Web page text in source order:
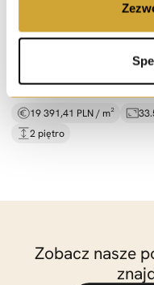
Możliwe 2 pokoje! Dobry
19 391,41 PLN / m²
2 piętro
Zobacz nasze